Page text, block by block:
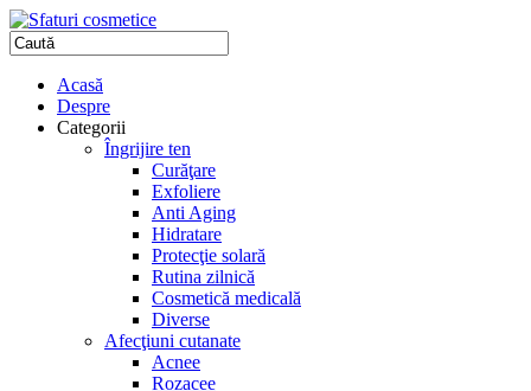
Acasă
Despre
Categorii
Îngrijire ten
Curăţare
Exfoliere
Anti Aging
Hidratare
Protecţie solară
Rutina zilnică
Cosmetică medicală
Diverse
Afecţiuni cutanate
Acnee
Rozacee